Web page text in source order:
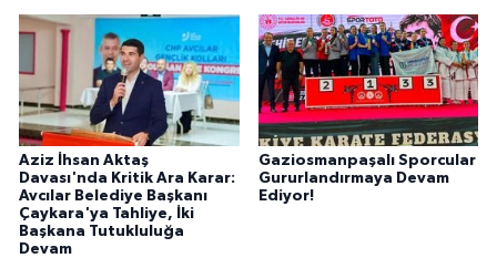
Aziz İhsan Aktaş
Davası'nda Kritik Ara Karar:
Avcılar Belediye Başkanı
Çaykara'ya Tahliye, İki
Başkana Tutukluluğa
Devam
Gaziosmanpaşalı Sporcular
Gururlandırmaya Devam
Ediyor!